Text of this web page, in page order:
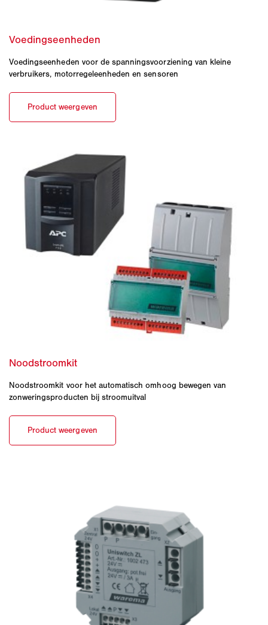
Voedingseenheden voor de spanningsvoorziening van kleine
verbruikers, motorregeleenheden en sensoren
Noodstroomkit voor het automatisch omhoog bewegen van
zonweringsproducten bij stroomuitval